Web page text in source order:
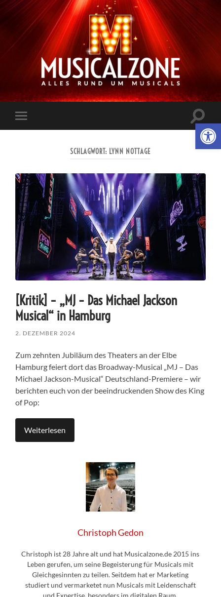
Musicalzone.de
Mobile-
Menü
ein-/
SCHLAGWORT: LYNN NOTTAGE
[Kritik] – „MJ – Das Michael Jackson
Musical“ in Hamburg
2. DEZEMBER 2024
Zum zehnten Jubiläum des Theaters an der Elbe
Hamburg feiert dort das Broadway-Musical „MJ – Das
Michael Jackson-Musical“ Deutschland-Premiere – wir
berichten euch von der beeindruckenden Show des King
of Pop:
Weiterlesen
Christoph Gedon
Christoph ist 28 Jahre alt und hat Musicalzone.de 2015 ins
Leben gerufen, um seine Begeisterung für Musicals mit
Gleichgesinnten zu teilen. Seitdem hat er Marketing
studiert und vermarketet nun Musicals mit Leidenschaft
und Expertise, besonders im digitalen Raum.